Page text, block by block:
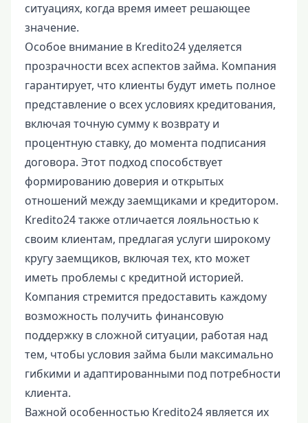
ситуациях, когда время имеет решающее
значение.
Особое внимание в Kredito24 уделяется
прозрачности всех аспектов займа. Компания
гарантирует, что клиенты будут иметь полное
представление о всех условиях кредитования,
включая точную сумму к возврату и
процентную ставку, до момента подписания
договора. Этот подход способствует
формированию доверия и открытых
отношений между заемщиками и кредитором.
Kredito24 также отличается лояльностью к
своим клиентам, предлагая услуги широкому
кругу заемщиков, включая тех, кто может
иметь проблемы с кредитной историей.
Компания стремится предоставить каждому
возможность получить финансовую
поддержку в сложной ситуации, работая над
тем, чтобы условия займа были максимально
гибкими и адаптированными под потребности
клиента.
Важной особенностью Kredito24 является их